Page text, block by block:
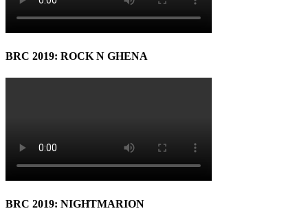
BRC 2019: ROCK N GHENA
BRC 2019: NIGHTMARION